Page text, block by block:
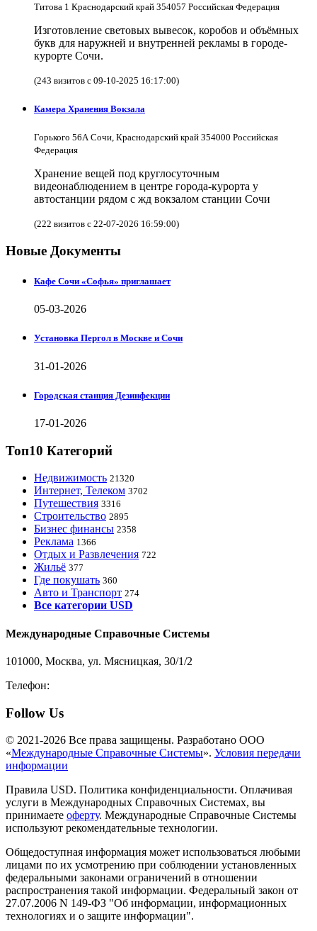
Титова 1 Краснодарский край 354057 Российская Федерация
Изготовление световых вывесок, коробов и объёмных
букв для наружней и внутренней рекламы в городе-
курорте Сочи.
(243 визитов с 09-10-2025 16:17:00)
Камера Хранения Вокзала
Горького 56А Сочи, Краснодарский край 354000 Российская
Федерация
Хранение вещей под круглосуточным
видеонаблюдением в центре города-курорта у
автостанции рядом с жд вокзалом станции Сочи
(222 визитов с 22-07-2026 16:59:00)
Новые Документы
Кафе Сочи «Софья» приглашает
05-03-2026
Установка Пергол в Москве и Сочи
31-01-2026
Городская станция Дезинфекции
17-01-2026
Топ10 Категорий
Недвижимость 21320
Интернет, Телеком 3702
Путешествия 3316
Строительство 2895
Бизнес финансы 2358
Реклама 1366
Отдых и Развлечения 722
Жильё 377
Где покушать 360
Авто и Транспорт 274
Все категории USD
Международные Справочные Системы
101000, Москва, ул. Мясницкая, 30/1/2
Телефон:
Follow Us
© 2021-2026 Все права защищены. Разработано ООО
«Международные Справочные Системы». Условия передачи
информации
Правила USD. Политика конфиденциальности. Оплачивая
услуги в Международных Справочных Системах, вы
принимаете оферту. Международные Справочные Системы
используют рекомендательные технологии.
Общедоступная информация может использоваться любыми
лицами по их усмотрению при соблюдении установленных
федеральными законами ограничений в отношении
распространения такой информации. Федеральный закон от
27.07.2006 N 149-ФЗ "Об информации, информационных
технологиях и о защите информации".